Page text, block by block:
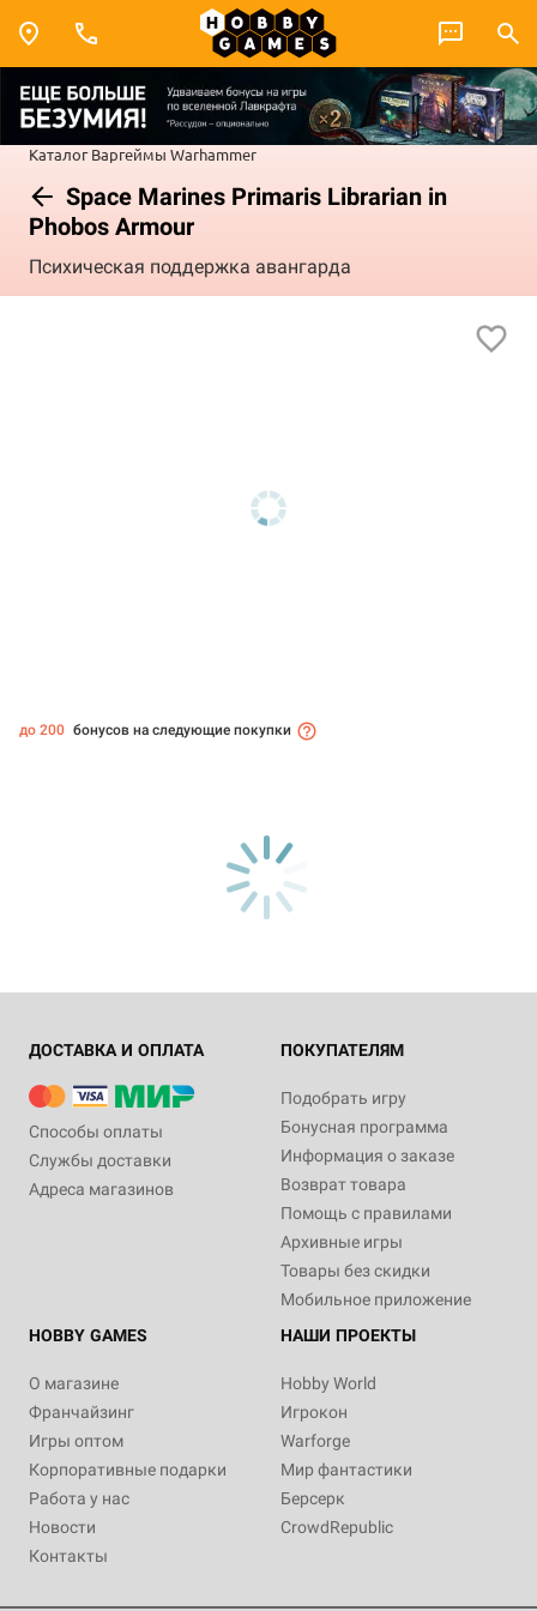
Каталог Варгеймы Warhammer
Space Marines Primaris Librarian in
Phobos Armour
Психическая поддержка авангарда
до 200 бонусов на следующие покупки
ДОСТАВКА И ОПЛАТА
Способы оплаты
Службы доставки
Адреса магазинов
ПОКУПАТЕЛЯМ
Подобрать игру
Бонусная программа
Информация о заказе
Возврат товара
Помощь с правилами
Архивные игры
Товары без скидки
Мобильное приложение
HOBBY GAMES
О магазине
Франчайзинг
Игры оптом
Корпоративные подарки
Работа у нас
Новости
Контакты
НАШИ ПРОЕКТЫ
Hobby World
Игрокон
Warforge
Мир фантастики
Берсерк
CrowdRepublic